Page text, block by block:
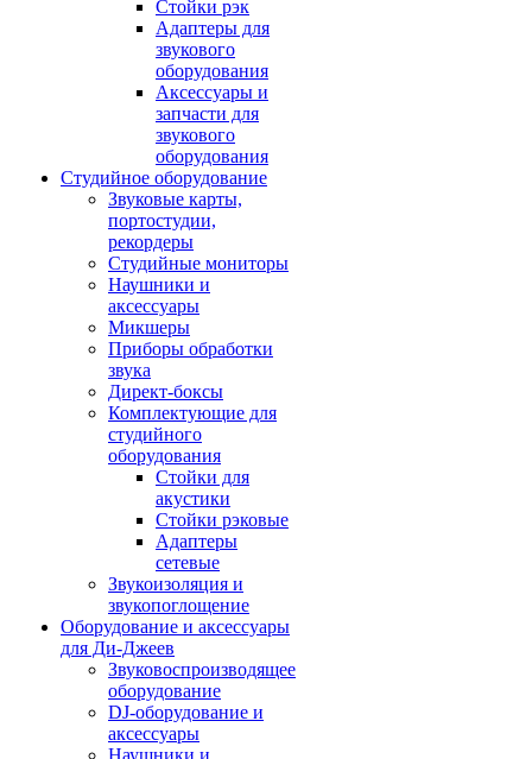
Стойки рэк
Адаптеры для
звукового
оборудования
Аксессуары и
запчасти для
звукового
оборудования
Студийное оборудование
Звуковые карты,
портостудии,
рекордеры
Студийные мониторы
Наушники и
аксессуары
Микшеры
Приборы обработки
звука
Директ-боксы
Комплектующие для
студийного
оборудования
Стойки для
акустики
Стойки рэковые
Адаптеры
сетевые
Звукоизоляция и
звукопоглощение
Оборудование и аксессуары
для Ди-Джеев
Звуковоспроизводящее
оборудование
DJ-оборудование и
аксессуары
Наушники и